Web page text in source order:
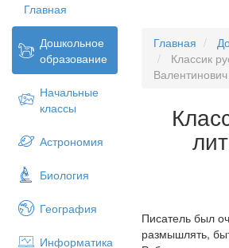
Главная
Дошкольное
образование
Начальные
классы
Астрономия
Биология
География
Информатика
Главная
Классик
Писатель был
размышлять,